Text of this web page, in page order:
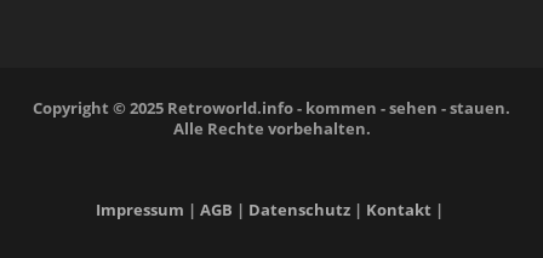
Copyright © 2025 Retroworld.info - kommen - sehen - stauen.
Alle Rechte vorbehalten.
Impressum | AGB | Datenschutz | Kontakt |